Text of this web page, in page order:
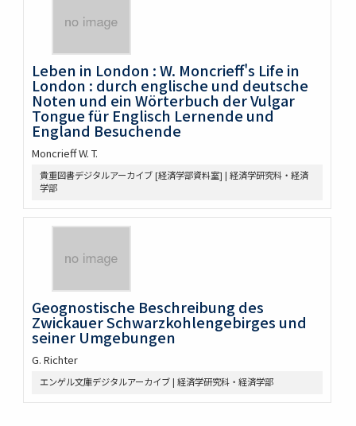
Leben in London : W. Moncrieff's Life in
London : durch englische und deutsche
Noten und ein Wörterbuch der Vulgar
Tongue für Englisch Lernende und
England Besuchende
Moncrieff W. T.
貴重図書デジタルアーカイブ [経済学部資料室] | 経済学研究科・経済
学部
Geognostische Beschreibung des
Zwickauer Schwarzkohlengebirges und
seiner Umgebungen
G. Richter
エンゲル文庫デジタルアーカイブ | 経済学研究科・経済学部